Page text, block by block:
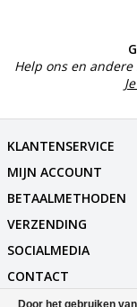
Help ons en
KLANTENSERVICE
MIJN ACCOUNT
BETAALMETHODEN
VERZENDING
SOCIALMEDIA
CONTACT
Door het gebruiken